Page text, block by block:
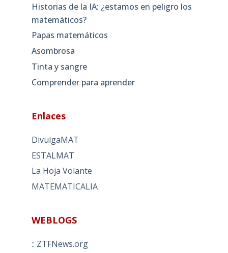
Historias de la IA: ¿estamos en peligro los
matemáticos?
Papas matemáticos
Asombrosa
Tinta y sangre
Comprender para aprender
Enlaces
DivulgaMAT
ESTALMAT
La Hoja Volante
MATEMATICALIA
WEBLOGS
:: ZTFNews.org